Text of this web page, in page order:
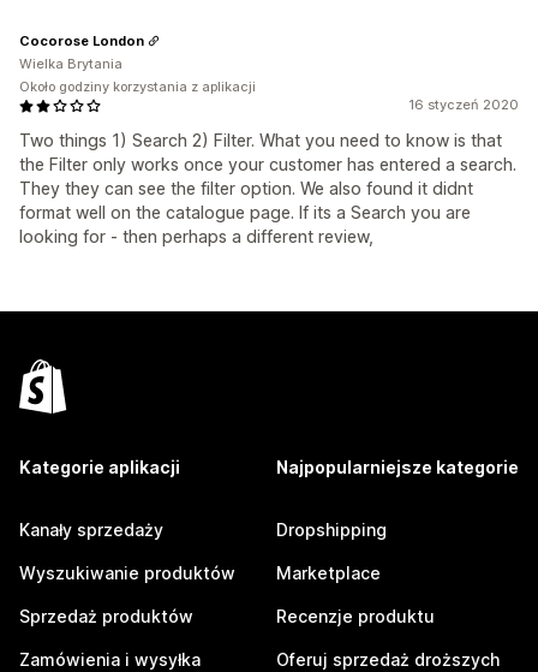
16 styczeń 2020
Two things 1) Search 2) Filter. What you need to know is that
the Filter only works once your customer has entered a search.
They they can see the filter option. We also found it didnt
format well on the catalogue page. If its a Search you are
looking for - then perhaps a different review,
Cocorose London
Wielka Brytania
Około godziny korzystania z aplikacji
Kategorie aplikacji
Kanały sprzedaży
Wyszukiwanie produktów
Sprzedaż produktów
Zamówienia i wysyłka
Najpopularniejsze kategorie
Dropshipping
Marketplace
Recenzje produktu
Oferuj sprzedaż droższych